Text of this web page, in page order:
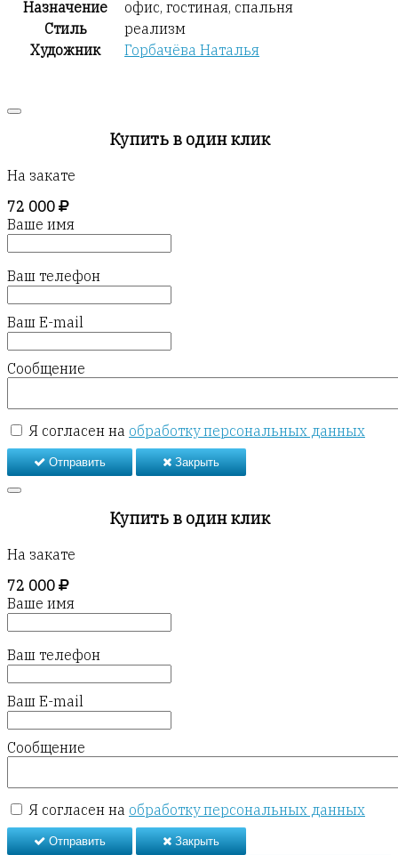
Назначение
офис, гостиная, спальня
Стиль
реализм
Художник
Горбачёва Наталья
Купить в один клик
На закате
72 000
Ваше имя
Ваш телефон
Ваш E-mail
Сообщение
Я согласен на обработку персональных данных
Отправить Закрыть
Купить в один клик
На закате
72 000
Ваше имя
Ваш телефон
Ваш E-mail
Сообщение
Я согласен на обработку персональных данных
Отправить Закрыть